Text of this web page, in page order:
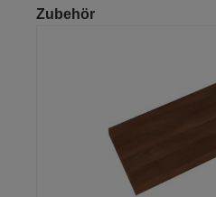
Produktgalerie überspringen
Zubehör